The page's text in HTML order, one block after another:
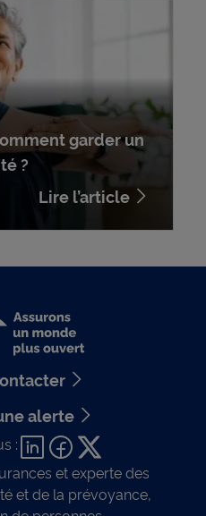
garder un
?
Lire l’article
alerte
:
et experte des
et de la prévoyance,